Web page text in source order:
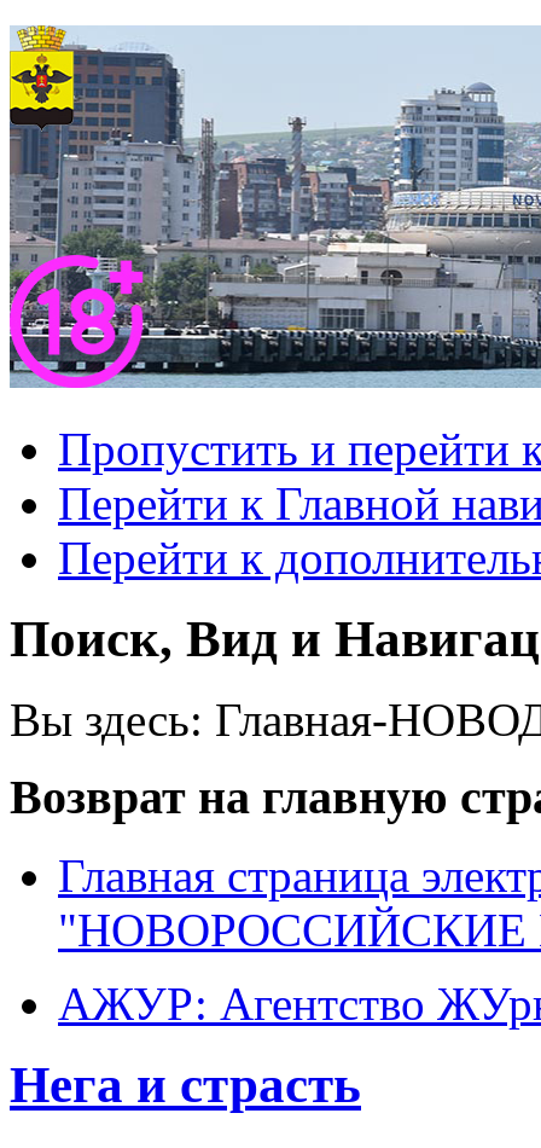
Пропустить и перейти
Перейти к Главной
Перейти к
Поиск, Вид и
Вы здесь: Главная-
Возврат на главную
Главная страница
"НОВОРОССИЙСКИЕ
АЖУР: Агентство
Нега и страсть